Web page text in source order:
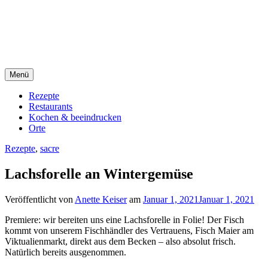
Menü
Rezepte
Restaurants
Kochen & beeindrucken
Orte
Rezepte, sacre
Lachsforelle an Wintergemüse
Veröffentlicht von Anette Keiseram Januar 1, 2021Januar 1, 2021
Premiere: wir bereiten uns eine Lachsforelle in Folie! Der Fisch
kommt von unserem Fischhändler des Vertrauens, Fisch Maier am
Viktualienmarkt, direkt aus dem Becken – also absolut frisch.
Natürlich bereits ausgenommen.